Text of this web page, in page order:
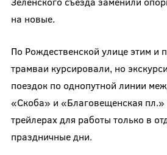
на новые.
По Рождественской улице этим и
трамваи курсировали, но
поездок по однопутной линии
«Скоба» и «Благовещенская пл.»
трейлерах для работы только в
праздничные дни.